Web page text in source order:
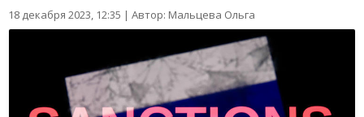
18 декабря 2023, 12:35 | Автор: Мальцева Ольга